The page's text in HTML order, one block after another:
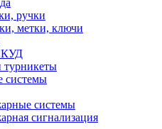
ручки
метки, ключи
системы
системы
сигнализация